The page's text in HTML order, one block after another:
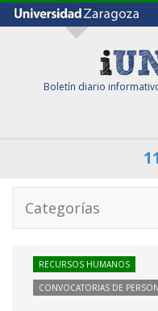
Boletín diario
Categorías
RECURSOS HUMANOS
CONVOCATORIAS DE